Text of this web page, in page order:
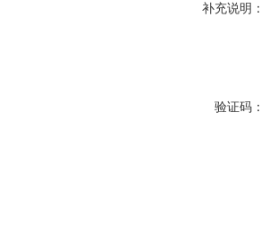
补充说明
验证码